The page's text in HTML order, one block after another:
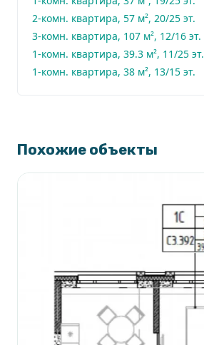
2-комн. квартира, 57 м², 20/25 эт.
3-комн. квартира, 107 м², 12/16 эт.
1-комн. квартира, 39.3 м², 11/25 эт.
1-комн. квартира, 38 м², 13/15 эт.
Похожие объекты